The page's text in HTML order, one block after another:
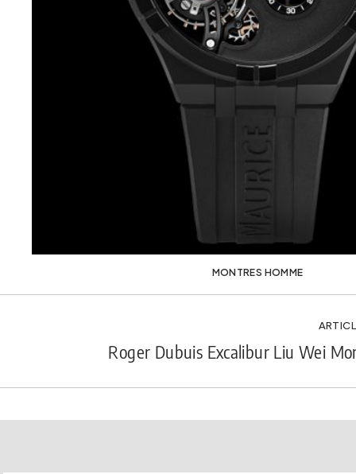
MONTRES HOMME
Roger Dubuis Excalibur Liu Wei